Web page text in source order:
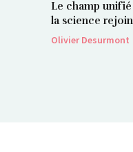
Le champ
la science
Olivier Desurmont